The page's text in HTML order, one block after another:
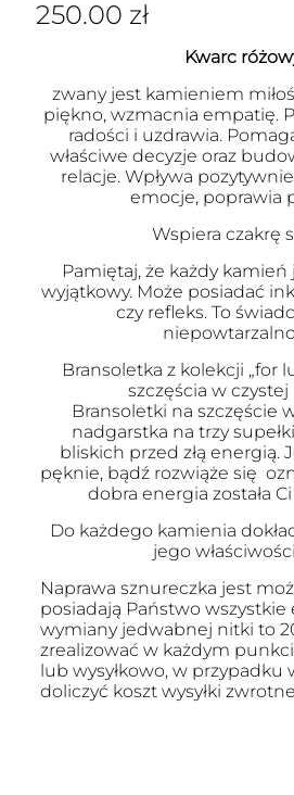
250.00 zł
Kwarc
zwany jest kamieniem
piękno, wzmacnia empatię.
radości i uzdrawia.
właściwe decyzje oraz
relacje. Wpływa
emocje, poprawia
Wspiera czakrę
Pamiętaj, że każdy
wyjątkowy. Może posiadać
czy refleks. To
Bransoletka z kolekcji „for
szczęścia w czystej
Bransoletki na szczęście
nadgarstka na trzy
bliskich przed złą energią.
pęknie, bądź rozwiąże się
dobra energia została
Do każdego kamienia
jego
Naprawa sznureczka jest
posiadają Państwo wszystkie
wymiany jedwabnej nitki to
zrealizować w każdym
lub wysyłkowo, w przypadku
doliczyć koszt wysyłki